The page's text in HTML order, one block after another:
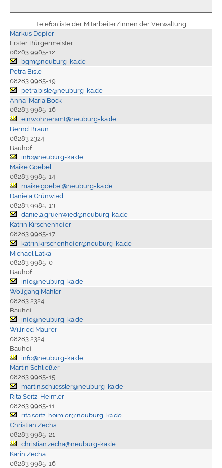
Telefonliste der Mitarbeiter/innen der Verwaltung
Markus Dopfer
Erster Bürgermeister
08283 9985-12
bgm@neuburg-ka.de
Petra Bisle
08283 9985-19
petra.bisle@neuburg-ka.de
Anna-Maria Böck
08283 9985-16
einwohneramt@neuburg-ka.de
Bernd Braun
08283 2324
Bauhof
info@neuburg-ka.de
Maike Goebel
08283 9985-14
maike.goebel@neuburg-ka.de
Daniela Grünwied
08283 9985-13
daniela.gruenwied@neuburg-ka.de
Katrin Kirschenhofer
08283 9985-17
katrin.kirschenhofer@neuburg-ka.de
Michael Latka
08283 9985-0
Bauhof
info@neuburg-ka.de
Wolfgang Mahler
08283 2324
Bauhof
info@neuburg-ka.de
Wilfried Maurer
08283 2324
Bauhof
info@neuburg-ka.de
Martin Schließler
08283 9985-15
martin.schliessler@neuburg-ka.de
Rita Seitz-Heimler
08283 9985-11
rita.seitz-heimler@neuburg-ka.de
Christian Zecha
08283 9985-21
christian.zecha@neuburg-ka.de
Karin Zecha
08283 9985-16